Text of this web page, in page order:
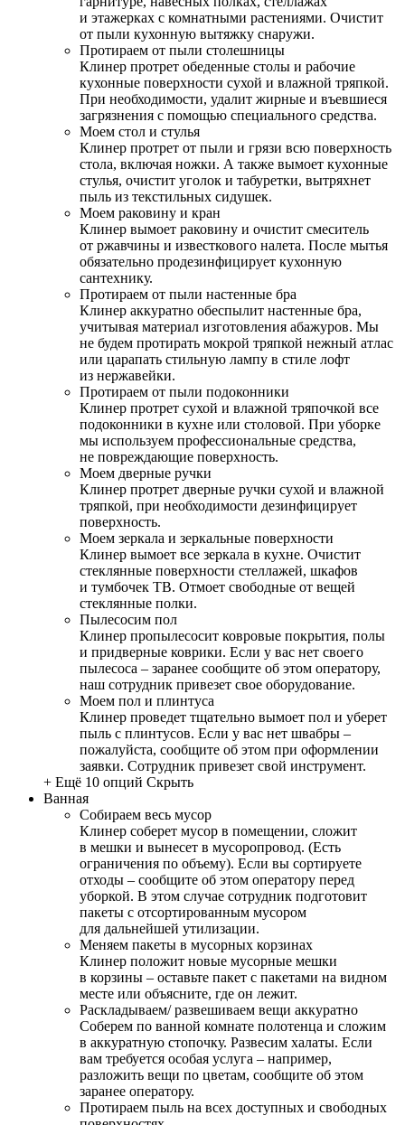
и этажерках с комнатными растениями. Очистит
от пыли кухонную вытяжку снаружи.
Протираем от пыли столешницы
Клинер протрет обеденные столы и рабочие
кухонные поверхности сухой и влажной тряпкой.
При необходимости, удалит жирные и въевшиеся
загрязнения с помощью специального средства.
Моем стол и стулья
Клинер протрет от пыли и грязи всю поверхность
стола, включая ножки. А также вымоет кухонные
стулья, очистит уголок и табуретки, вытряхнет
пыль из текстильных сидушек.
Моем раковину и кран
Клинер вымоет раковину и очистит смеситель
от ржавчины и известкового налета. После мытья
обязательно продезинфицирует кухонную
сантехнику.
Протираем от пыли настенные бра
Клинер аккуратно обеспылит настенные бра,
учитывая материал изготовления абажуров. Мы
не будем протирать мокрой тряпкой нежный атлас
или царапать стильную лампу в стиле лофт
из нержавейки.
Протираем от пыли подоконники
Клинер протрет сухой и влажной тряпочкой все
подоконники в кухне или столовой. При уборке
мы используем профессиональные средства,
не повреждающие поверхность.
Моем дверные ручки
Клинер протрет дверные ручки сухой и влажной
тряпкой, при необходимости дезинфицирует
поверхность.
Моем зеркала и зеркальные поверхности
Клинер вымоет все зеркала в кухне. Очистит
стеклянные поверхности стеллажей, шкафов
и тумбочек ТВ. Отмоет свободные от вещей
стеклянные полки.
Пылесосим пол
Клинер пропылесосит ковровые покрытия, полы
и придверные коврики. Если у вас нет своего
пылесоса – заранее сообщите об этом оператору,
наш сотрудник привезет свое оборудование.
Моем пол и плинтуса
Клинер проведет тщательно вымоет пол и уберет
пыль с плинтусов. Если у вас нет швабры –
пожалуйста, сообщите об этом при оформлении
заявки. Сотрудник привезет свой инструмент.
+ Ещё 10 опций Скрыть
Ванная
Собираем весь мусор
Клинер соберет мусор в помещении, сложит
в мешки и вынесет в мусоропровод. (Есть
ограничения по объему). Если вы сортируете
отходы – сообщите об этом оператору перед
уборкой. В этом случае сотрудник подготовит
пакеты с отсортированным мусором
для дальнейшей утилизации.
Меняем пакеты в мусорных корзинах
Клинер положит новые мусорные мешки
в корзины – оставьте пакет с пакетами на видном
месте или объясните, где он лежит.
Раскладываем/ развешиваем вещи аккуратно
Соберем по ванной комнате полотенца и сложим
в аккуратную стопочку. Развесим халаты. Если
вам требуется особая услуга – например,
разложить вещи по цветам, сообщите об этом
заранее оператору.
Протираем пыль на всех доступных и свободных